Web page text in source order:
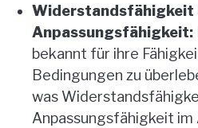
Widerstandsfähigkeit
Anpassungsfähigkeit:
bekannt für ihre
Bedingungen zu
was
Anpassungsfähigkeit